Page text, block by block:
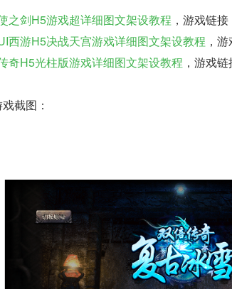
之剑H5游戏超详细图文架设教程 ，游戏链接
西游H5决战天宫游戏详细图文架设教程 ，
奇H5光柱版游戏详细图文架设教程 ，游戏链
截图：